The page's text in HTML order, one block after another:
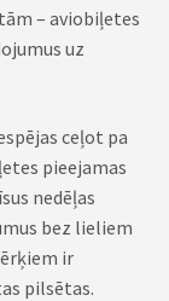
– aviobiļetes
uz
ceļot pa
pieejamas
nedēļas
bez lieliem
ir
pilsētas.